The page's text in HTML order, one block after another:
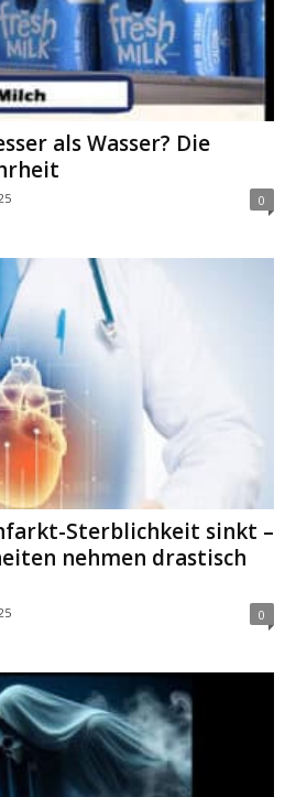
als Wasser? Die
0
Sterblichkeit sinkt –
nehmen drastisch
0